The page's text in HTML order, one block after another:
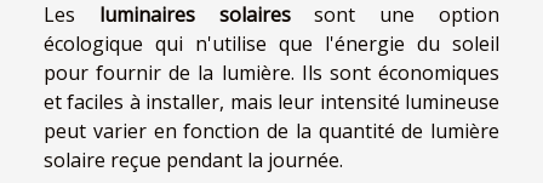
Les luminaires solairessont une option
écologique qui n'utilise que l'énergie du soleil
pour fournir de la lumière. Ils sont économiques
et faciles à installer, mais leur intensité lumineuse
peut varier en fonction de la quantité de lumière
solaire reçue pendant la journée.